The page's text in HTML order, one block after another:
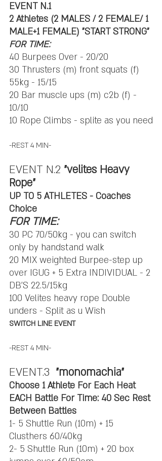
EVENT N.1
2 Athletes (2 MALES / 2 FEMALE/ 1
MALE+1 FEMALE) "START STRONG"
FOR TIME:
40 Burpees Over - 20/20
30 Thrusters (m) front squats (f)
55kg - 15/15
20 Bar muscle ups (m) c2b (f) -
10/10
10 Rope Climbs - splite as you need
-REST 4 MIN-
EVENT N.2 "velites Heavy
Rope"
UP TO 5 ATHLETES - Coaches
Choice
FOR TIME:
30 PC 70/50kg - you can switch
only by handstand walk
20 MIX weighted Burpee-step up
over IGUG + 5 Extra INDIVIDUAL - 2
DB'S 22.5/15kg
100 Velites heavy rope Double
unders - Split as u Wish
SWITCH LINE EVENT
-REST 4 MIN-
EVENT.3 "monomachia"
Choose 1 Athlete For Each Heat
EACH Battle For Time: 40 Sec Rest
Between Battles
1- 5 Shuttle Run (10m) + 15
Clusthers 60/40kg
2- 5 Shuttle Run (10m) + 20 box